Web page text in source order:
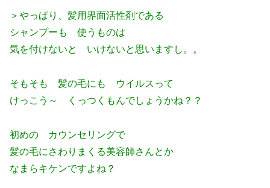
＞やっぱり、髪用界面活性剤である
シャンプーも 使うものは
気を付けないと いけないと思いますし。。
そもそも 髪の毛にも ウイルスって
けっこう～ くっつくもんでしょうかね？？
初めの カウンセリングで
髪の毛にさわりまくる美容師さんとか
なまらキケンですよね？